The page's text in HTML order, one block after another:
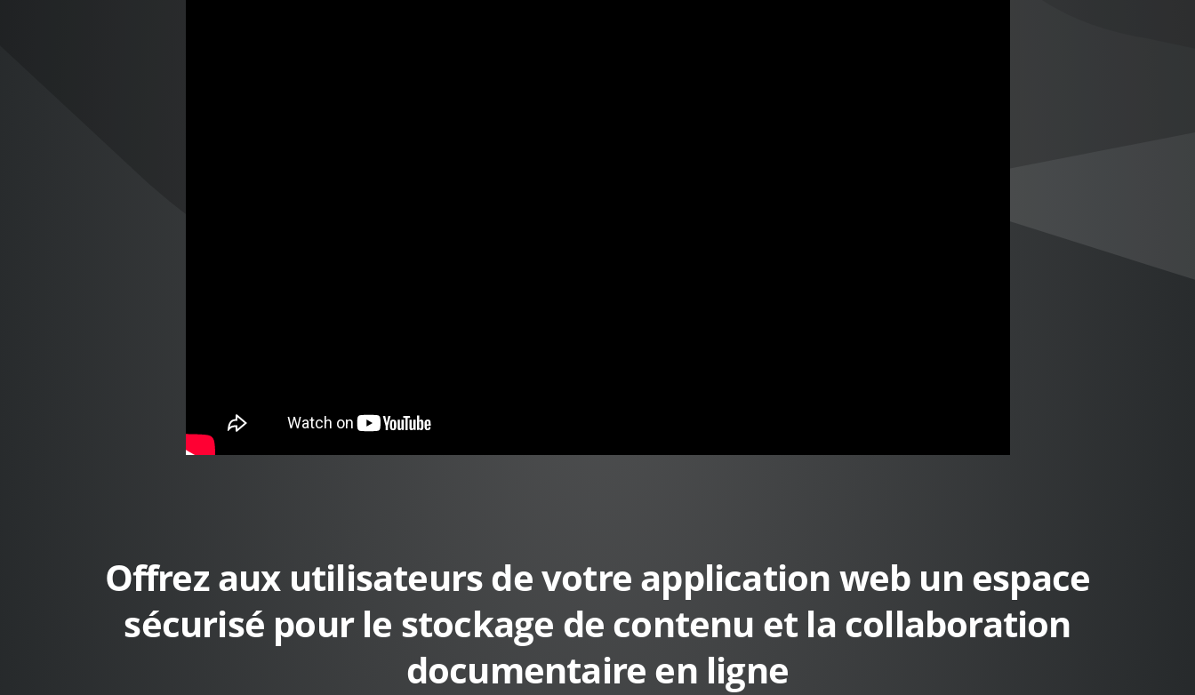
Offrez aux utilisateurs de votre application web un espace
sécurisé pour le stockage de contenu et la collaboration
documentaire en ligne